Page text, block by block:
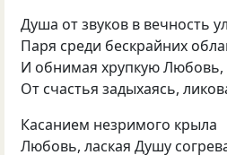
Душа от звуков в вечность
Паря среди бескрайних
И обнимая хрупкую Любовь,
От счастья задыхаясь,
Касанием незримого крыла
Любовь, лаская Душу